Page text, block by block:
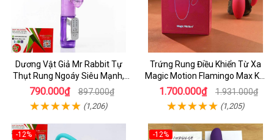
Dương Vật Giả Mr Rabbit Tự
Thụt Rung Ngoáy Siêu Mạnh,
Chính Hãng
790.000₫ 897.000₫
(1,206)
Trứng Rung Điều Khiển Từ Xa
Magic Motion Flamingo Max Kết
Nối App Thông Minh
1.700.000₫ 1.931.000₫
(1,205)
-12%
-12%